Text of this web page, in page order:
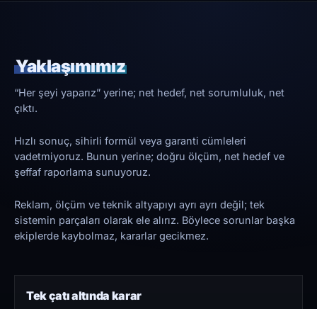
Yaklaşımımız
“Her şeyi yaparız” yerine; net hedef, net sorumluluk, net
çıktı.
Hızlı sonuç, sihirli formül veya garanti cümleleri
vadetmiyoruz. Bunun yerine; doğru ölçüm, net hedef ve
şeffaf raporlama sunuyoruz.
Reklam, ölçüm ve teknik altyapıyı ayrı ayrı değil; tek
sistemin parçaları olarak ele alırız. Böylece sorunlar başka
ekiplerde kaybolmaz, kararlar gecikmez.
Tek çatı altında karar